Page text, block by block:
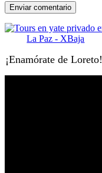
¡Enamórate de Loreto!